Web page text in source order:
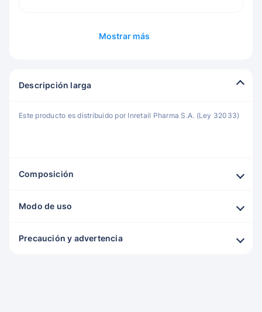
Mostrar más
Descripción larga
Este producto es distribuido por Inretail Pharma S.A. (Ley 32033)
Composición
Modo de uso
Precaución y advertencia